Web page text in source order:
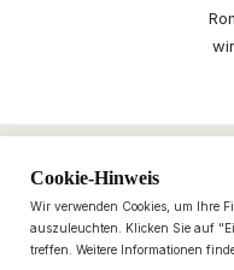
Cookie-Hinweis
Wir verwenden Cookies, um Ihre
auszuleuchten. Klicken Sie auf
treffen. Weitere Informationen